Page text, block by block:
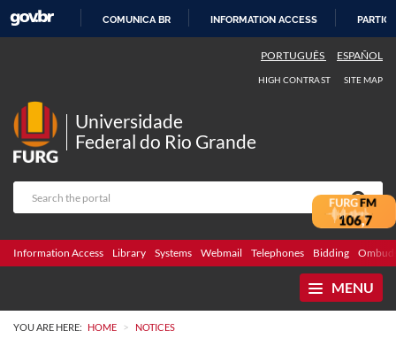
COMUNICA BR INFORMATION ACCESS
PORTUGUÊS ESPAÑOL
HIGH CONTRAST SITE MAP
Universidade
Federal do Rio Grande
Information Access Library Systems Webmail Telephones Bidding
MENU
YOU ARE HERE: HOME > NOTICES